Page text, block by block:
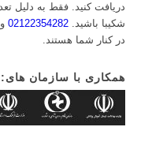
دریافت کنید. فقط به دلیل
شکیبا باشید. 02122354282و
در کنار شما هستند.
همکاری با سازمان های: